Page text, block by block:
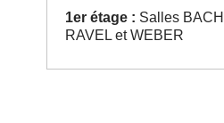
1er étage : Salles
RAVEL et WEBER